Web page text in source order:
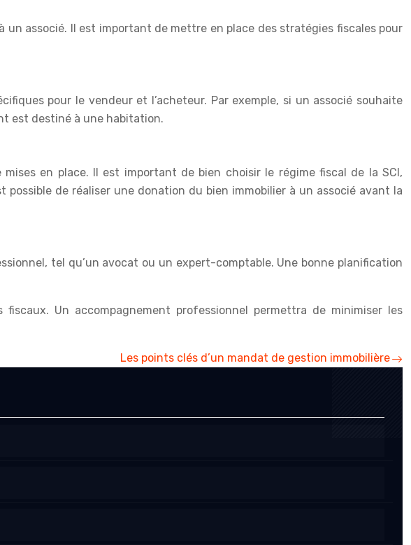
associé. Il est important de mettre en place des stratégies fiscales pour
pour le vendeur et l’acheteur. Par exemple, si un associé souhaite
est destiné à une habitation.
en place. Il est important de bien choisir le régime fiscal de la SCI,
de réaliser une donation du bien immobilier à un associé avant la
tel qu’un avocat ou un expert-comptable. Une bonne planification
Un accompagnement professionnel permettra de minimiser les
Les points clés d’un mandat de gestion immobilière